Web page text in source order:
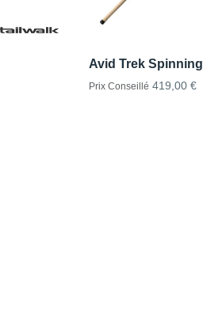
Avid Trek Spinning
Prix Conseillé 419,00 €